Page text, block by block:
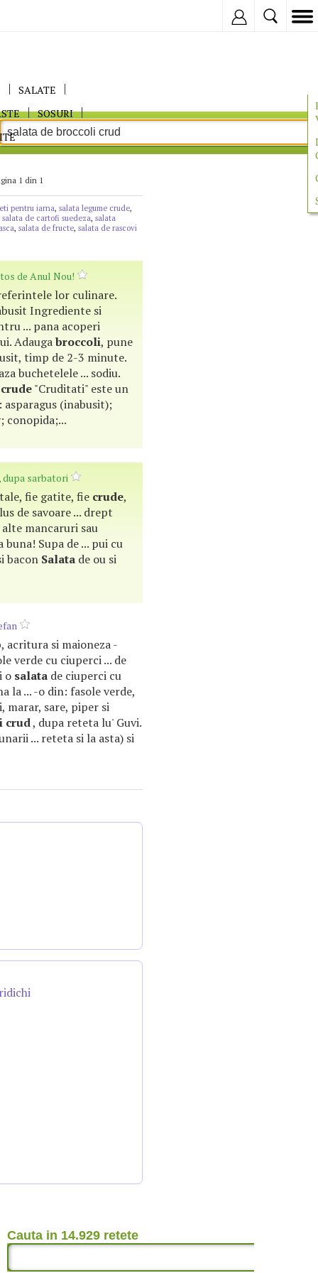
SALATE
SOSURI
1 din 1
pentru iarna, salata legume crude,
salata de cartofi suedeza, salata
, salata de fructe, salata de rascovi
de Anul Nou!
lor culinare.
Ingrediente si
... pana acoperi
Adaugabroccoli, pune
timp de 2-3 minute.
buchetelele ... sodiu.
crude"Cruditati" este un
(inabusit);
conopida;...
dupa sarbatori
fie gatite, fie crude,
de savoare ... drept
mancaruri sau
buna! Supa de ... pui cu
bacon Salata de ou si
acritura si maioneza -
verde cu ciuperci ... de
o salata de ciuperci cu
la ... -o din: fasole verde,
marar, sare, piper si
crud, dupa reteta lu' Guvi.
... reteta si la asta) si
Cauta in 14.929 retete